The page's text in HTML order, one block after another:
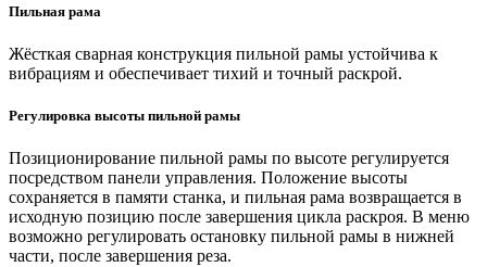
Пильная рама
Жёсткая сварная конструкция пильной рамы устойчива к
вибрациям и обеспечивает тихий и точный раскрой.
Регулировка высоты пильной рамы
Позиционирование пильной рамы по высоте регулируется
посредством панели управления. Положение высоты
сохраняется в памяти станка, и пильная рама возвращается в
исходную позицию после завершения цикла раскроя. В меню
возможно регулировать остановку пильной рамы в нижней
части, после завершения реза.